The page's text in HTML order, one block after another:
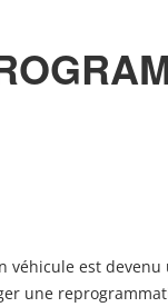
véhicule est
une